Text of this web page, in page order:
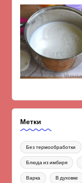
Метки
Без термообработки
Блюда из имбиря
Варка В духовке